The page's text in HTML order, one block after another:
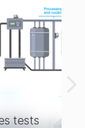
tests